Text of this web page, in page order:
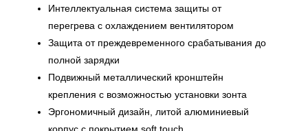
Интеллектуальная система защиты от
перегрева с охлаждением вентилятором
Защита от преждевременного срабатывания до
полной зарядки
Подвижный металлический кронштейн
крепления с возможностью установки зонта
Эргономичный дизайн, литой алюминиевый